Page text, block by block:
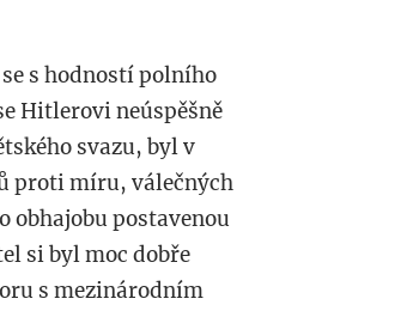
s hodností polního
Hitlerovi neúspěšně
svazu, byl v
proti míru, válečných
obhajobu postavenou
si byl moc dobře
s mezinárodním